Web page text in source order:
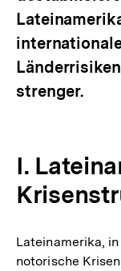
strenger.
I.
Lateinamerika,
notorische